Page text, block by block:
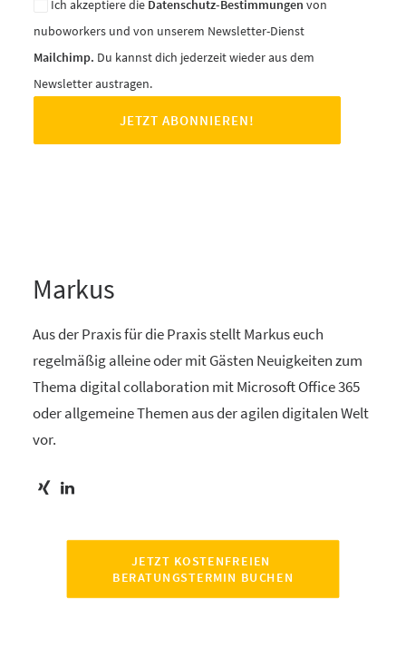
Ich akzeptiere die Datenschutz-Bestimmungen von
nuboworkers und von unserem Newsletter-Dienst
Mailchimp. Du kannst dich jederzeit wieder aus dem
Newsletter austragen.
Markus
Aus der Praxis für die Praxis stellt Markus euch
regelmäßig alleine oder mit Gästen Neuigkeiten zum
Thema digital collaboration mit Microsoft Office 365
oder allgemeine Themen aus der agilen digitalen Welt
vor.
JETZT KOSTENFREIEN
BERATUNGSTERMIN BUCHEN